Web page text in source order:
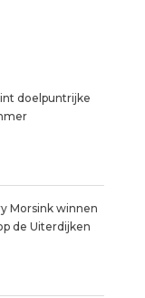
doelpuntrijke
Morsink winnen
de Uiterdijken